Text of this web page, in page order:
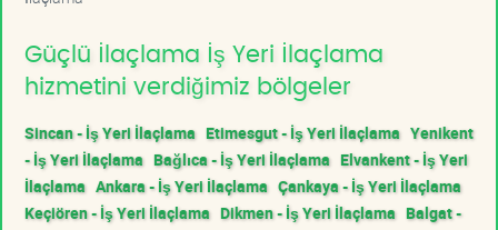
Güçlü İlaçlama İş Yeri İlaçlama
hizmetini verdiğimiz bölgeler
Sincan - İş Yeri İlaçlama Etimesgut - İş Yeri İlaçlama Yenikent
- İş Yeri İlaçlama Bağlıca - İş Yeri İlaçlama Elvankent - İş Yeri
İlaçlama Ankara - İş Yeri İlaçlama Çankaya - İş Yeri İlaçlama
Keçiören - İş Yeri İlaçlama Dikmen - İş Yeri İlaçlama Balgat -